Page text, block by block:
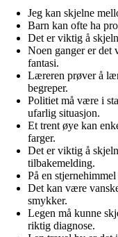
Jeg kan skjelne
Barn kan ofte ha
Det er viktig å
Noen ganger er det
fantasi.
Læreren prøver å
begreper.
Politiet må være i
ufarlig situasjon.
Et trent øye kan
farger.
Det er viktig å
tilbakemelding.
På en
Det kan være
smykker.
Legen må kunne
riktig diagnose.